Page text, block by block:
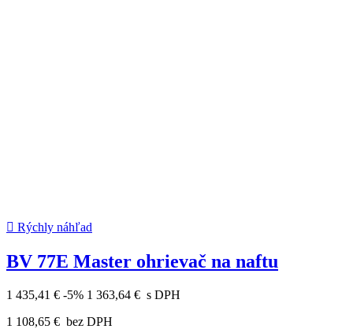
 Rýchly náhľad
BV 77E Master ohrievač na naftu
1 435,41 € -5% 1 363,64 € s DPH
1 108,65 € bez DPH